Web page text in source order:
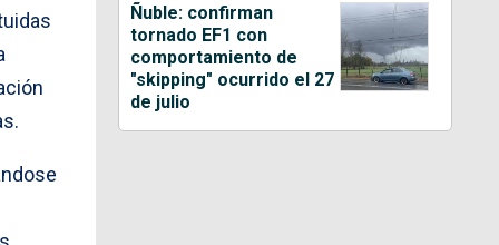
Ñuble: confirman
tornado EF1 con
comportamiento de
"skipping" ocurrido el 27
de julio